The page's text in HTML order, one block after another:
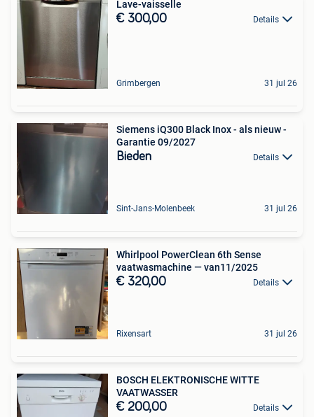
Lave-vaisselle
€ 300,00 Details
Grimbergen 31 jul 26
Siemens iQ300 Black Inox - als nieuw -
Garantie 09/2027
Bieden Details
Sint-Jans-Molenbeek 31 jul 26
Whirlpool PowerClean 6th Sense
vaatwasmachine — van11/2025
€ 320,00 Details
Rixensart 31 jul 26
BOSCH ELEKTRONISCHE WITTE
VAATWASSER
€ 200,00 Details